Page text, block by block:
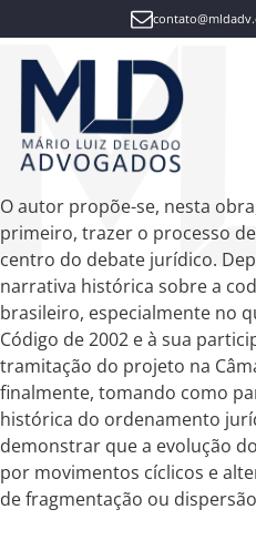
O autor propõe-se, nesta
primeiro, trazer o processo
centro do debate jurídico.
narrativa histórica sobre a
brasileiro, especialmente no
Código de 2002 e à sua
tramitação do projeto na
finalmente, tomando como
histórica do ordenamento
demonstrar que a evolução
por movimentos cíclicos e
de fragmentação ou